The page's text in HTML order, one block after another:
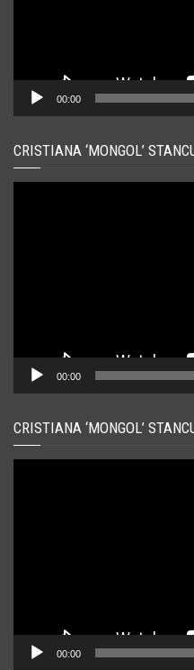
00:00
CRISTIANA ‘MONGOL’
00:00
CRISTIANA ‘MONGOL’
00:00